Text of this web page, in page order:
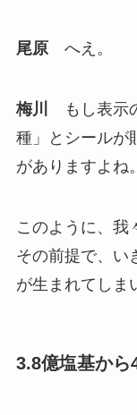
尾原へえ。
梅川
もし表示
種」とシールが
がありますよね。
このように、我
その前提で、い
が生まれてしま
3.8億塩基から